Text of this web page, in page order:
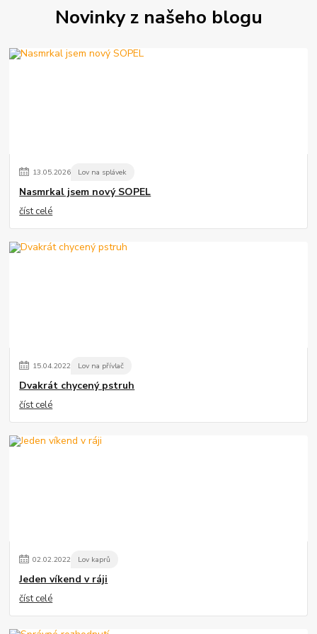
Novinky z našeho blogu
13.05.2026 Lov na splávek
Nasmrkal jsem nový SOPEL
číst celé
15.04.2022 Lov na přívlač
Dvakrát chycený pstruh
číst celé
02.02.2022 Lov kaprů
Jeden víkend v ráji
číst celé